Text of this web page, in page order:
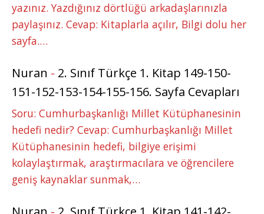
yazınız. Yazdığınız dörtlüğü arkadaşlarınızla
paylaşınız. Cevap: Kitaplarla açılır, Bilgi dolu her
sayfa.…
Nuran - 2. Sınıf Türkçe 1. Kitap 149-150-
151-152-153-154-155-156. Sayfa Cevapları
Soru: Cumhurbaşkanlığı Millet Kütüphanesinin
hedefi nedir? Cevap: Cumhurbaşkanlığı Millet
Kütüphanesinin hedefi, bilgiye erişimi
kolaylaştırmak, araştırmacılara ve öğrencilere
geniş kaynaklar sunmak,…